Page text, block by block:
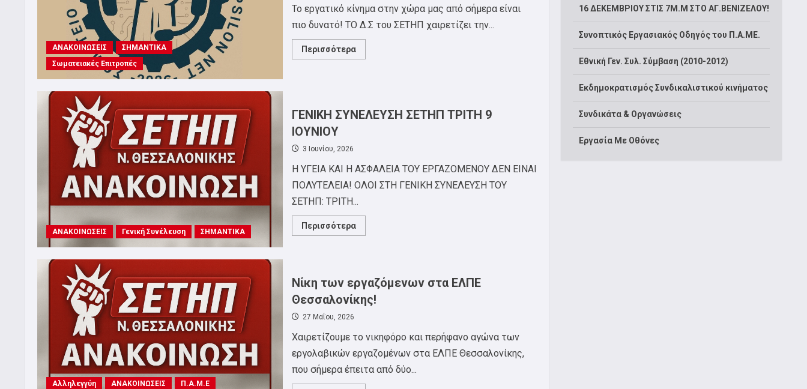
του
για
φεστιβάλ!
ΑΝΑΚΟΙΝΩΣΕΙΣ
ΣΗΜΑΝΤΙΚΑ
Σωματειακές Επιτροπές
Το εργατικό κίνημα στην χώρα μας από σήμερα είναι
πιο δυνατό! ΤΟ Δ.Σ του ΣΕΤΗΠ χαιρετίζει την...
ΠερισσότεραRead
more
Όμιλο
ΑΝΑΚΟΙΝΩΣΕΙΣ Γενική Συνέλευση ΣΗΜΑΝΤΙΚΑ
ΓΕΝΙΚΗ ΣΥΝΕΛΕΥΣΗ ΣΕΤΗΠ ΤΡΙΤΗ 9
ΙΟΥΝΙΟΥ
3 Ιουνίου, 2026
Η ΥΓΕΙΑ ΚΑΙ Η ΑΣΦΑΛΕΙΑ ΤΟΥ ΕΡΓΑΖΟΜΕΝΟΥ ΔΕΝ ΕΙΝΑΙ
ΠΟΛΥΤΕΛΕΙΑ! ΟΛΟΙ ΣΤΗ ΓΕΝΙΚΗ ΣΥΝΕΛΕΥΣΗ ΤΟΥ
ΣΕΤΗΠ: ΤΡΙΤΗ...
ΠερισσότεραRead
more
9
ΙΟΥΝΙΟΥ
Αλληλεγγύη ΑΝΑΚΟΙΝΩΣΕΙΣ
Π.Α.Μ.Ε
Νίκη των εργαζόμενων στα ΕΛΠΕ
Θεσσαλονίκης!
27 Μαΐου, 2026
Χαιρετίζουμε το νικηφόρο και περήφανο αγώνα των
εργολαβικών εργαζομένων στα ΕΛΠΕ Θεσσαλονίκης,
που σήμερα έπειτα από δύο...
16 ΔΕΚΕΜΒΡΙΟΥ ΣΤΙΣ 7Μ.Μ ΣΤΟ ΑΓ.ΒΕΝΙΖΕΛΟΥ!
Συνοπτικός Εργασιακός Οδηγός του Π.Α.ΜΕ.
Εθνική Γεν. Συλ. Σύμβαση (2010-2012)
Εκδημοκρατισμός Συνδικαλιστικού κινήματος
Συνδικάτα & Οργανώσεις
Εργασία Με Οθόνες